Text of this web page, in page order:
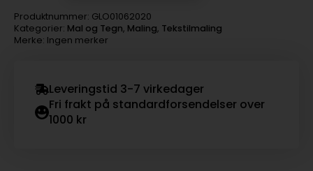
–
020
Gul
antall
Produktnummer: GLO01062020
Kategorier: Mal og Tegn, Maling, Tekstilmaling
Merke: Ingen merker
Leveringstid 3-7 virkedager
Fri frakt på standardforsendelser over
1000 kr